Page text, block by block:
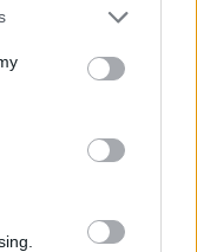
or more Google
You may click to
party tags to
in below Google